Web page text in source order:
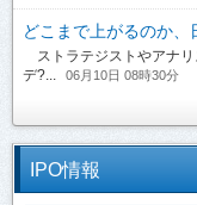
どこまで上がるのか、
ストラテジストやアナリ
デ?...
06月10日 08時30分
IPO情報